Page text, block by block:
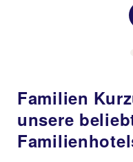
Familien
unsere